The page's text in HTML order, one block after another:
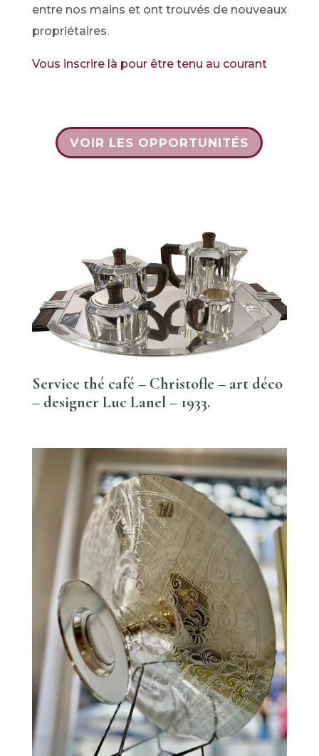
entre nos mains et ont trouvés de nouveaux
propriétaires.
Vous inscrire là pour être tenu au courant
VOIR LES OPPORTUNITÉS
Service thé café – Christofle – art déco
– designer Luc Lanel – 1933.